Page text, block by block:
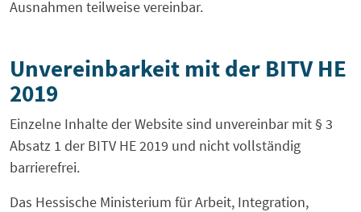
Ausnahmen teilweise vereinbar.
Unvereinbarkeit mit der BITV HE
2019
Einzelne Inhalte der Website sind unvereinbar mit § 3
Absatz 1 der BITV HE 2019 und nicht vollständig
barrierefrei.
Das Hessische Ministerium für Arbeit, Integration,